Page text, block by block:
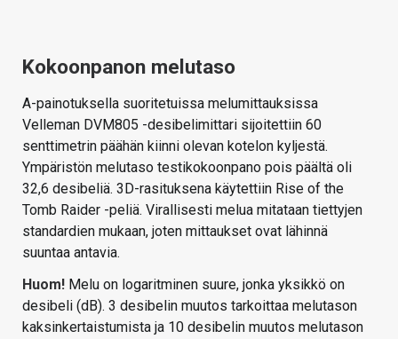
Kokoonpanon melutaso
A-painotuksella suoritetuissa melumittauksissa
Velleman DVM805 -desibelimittari sijoitettiin 60
senttimetrin päähän kiinni olevan kotelon kyljestä.
Ympäristön melutaso testikokoonpano pois päältä oli
32,6 desibeliä. 3D-rasituksena käytettiin Rise of the
Tomb Raider -peliä. Virallisesti melua mitataan tiettyjen
standardien mukaan, joten mittaukset ovat lähinnä
suuntaa antavia.
Huom! Melu on logaritminen suure, jonka yksikkö on
desibeli (dB). 3 desibelin muutos tarkoittaa melutason
kaksinkertaistumista ja 10 desibelin muutos melutason